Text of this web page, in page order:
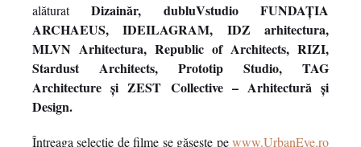
alăturatDizainăr, dubluVstudio FUNDAȚIA
ARCHAEUS, IDEILAGRAM, IDZ arhitectura,
MLVN Arhitectura, Republic of Architects, RIZI,
Stardust Architects, Prototip Studio, TAG
Architecture și ZEST Collective – Arhitectură și
Design.
Întreaga selecție de filme se găsește pewww.UrbanEye.ro